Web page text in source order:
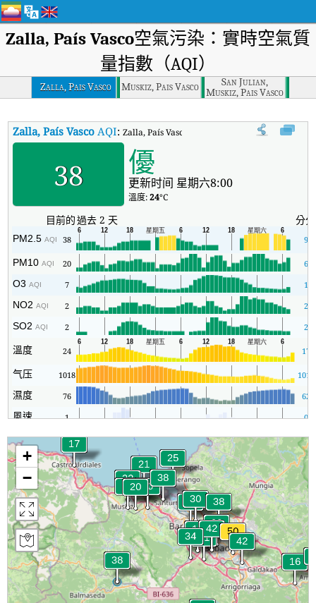
Zalla, País Vasco空氣污染：實時空氣質
量指數（AQI）
Zalla, Pais Vasco Muskiz, Pais Vasco
San Julian,
Muskiz, Pais Vasco
Zalla, País Vasco AQI:Zalla, País Vasco實時空氣質量指數（AQI）。
38 優
更新时间 星期六8:00
溫度:24°C
目前的過去 2 天 分
PM2.5AQI 38 9
PM10AQI 20 6
O3AQI 7 1
NO2AQI 2 2
SO2AQI 2 2
溫度 24 17
气压 1018 1016
濕度 76 62
風速 1 0
+
−